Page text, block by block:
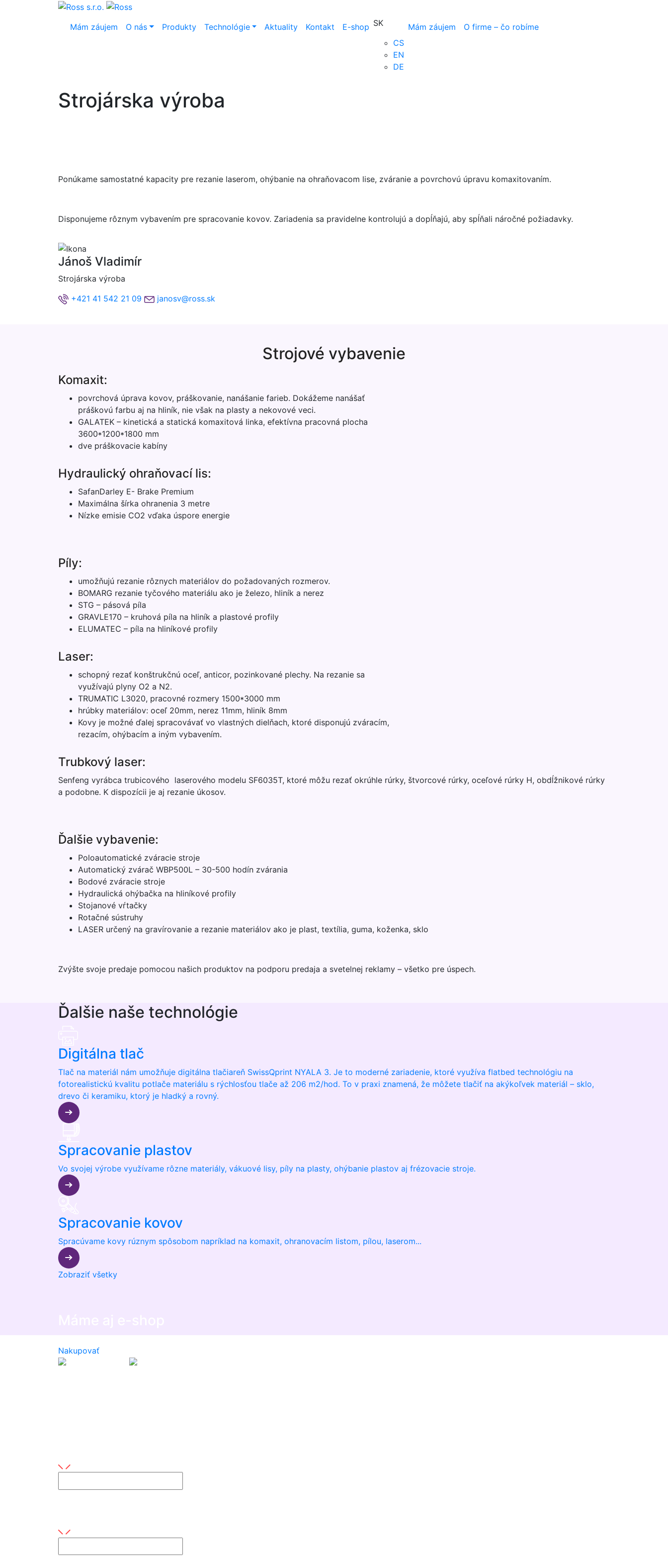
Mám záujem O nás Produkty Technológie Aktuality Kontakt E-shop SK
CS
EN
DE
Mám záujem O firme – čo robíme
Strojárska výroba
Ponúkame samostatné kapacity pre rezanie laserom, ohýbanie na ohraňovacom lise, zváranie a povrchovú úpravu komaxitovaním.
Disponujeme rôznym vybavením pre spracovanie kovov. Zariadenia sa pravidelne kontrolujú a dopĺňajú, aby spĺňali náročné požiadavky.
Jánoš Vladimír
Strojárska výroba
+421 41 542 21 09
janosv@ross.sk
Strojové vybavenie
Komaxit:
povrchová úprava kovov, práškovanie, nanášanie farieb. Dokážeme nanášať
práškovú farbu aj na hliník, nie však na plasty a nekovové veci.
GALATEK – kinetická a statická komaxitová linka, efektívna pracovná plocha
3600*1200*1800 mm
dve práškovacie kabíny
Hydraulický ohraňovací lis:
SafanDarley E- Brake Premium
Maximálna šírka ohranenia 3 metre
Nízke emisie CO2 vďaka úspore energie
Píly:
umožňujú rezanie rôznych materiálov do požadovaných rozmerov.
BOMARG rezanie tyčového materiálu ako je železo, hliník a nerez
STG – pásová píla
GRAVLE170 – kruhová píla na hliník a plastové profily
ELUMATEC – píla na hliníkové profily
Laser:
schopný rezať konštrukčnú oceľ, anticor, pozinkované plechy. Na rezanie sa
využívajú plyny O2 a N2.
TRUMATIC L3020, pracovné rozmery 1500*3000 mm
hrúbky materiálov: oceľ 20mm, nerez 11mm, hliník 8mm
Kovy je možné ďalej spracovávať vo vlastných dielňach, ktoré disponujú zváracím,
rezacím, ohýbacím a iným vybavením.
Trubkový laser:
Senfeng vyrábca trubicového laserového modelu SF6035T, ktoré môžu rezať okrúhle rúrky, štvorcové rúrky, oceľové rúrky H, obdĺžnikové rúrky
a podobne. K dispozícii je aj rezanie úkosov.
Ďalšie vybavenie:
Poloautomatické zváracie stroje
Automatický zvárač WBP500L – 30-500 hodín zvárania
Bodové zváracie stroje
Hydraulická ohýbačka na hliníkové profily
Stojanové vŕtačky
Rotačné sústruhy
LASER určený na gravírovanie a rezanie materiálov ako je plast, textília, guma, koženka, sklo
Zvýšte svoje predaje pomocou našich produktov na podporu predaja a svetelnej reklamy – všetko pre úspech.
Ďalšie naše technológie
Digitálna tlač
Tlač na materiál nám umožňuje digitálna tlačiareň SwissQprint NYALA 3. Je to moderné zariadenie, ktoré využíva flatbed technológiu na
fotorealistickú kvalitu potlače materiálu s rýchlosťou tlače až 206 m2/hod. To v praxi znamená, že môžete tlačiť na akýkoľvek materiál – sklo,
drevo či keramiku, ktorý je hladký a rovný.
Spracovanie plastov
Vo svojej výrobe využívame rôzne materiály, vákuové lisy, píly na plasty, ohýbanie plastov aj frézovacie stroje.
Spracovanie kovov
Spracúvame kovy rúznym spôsobom napríklad na komaxit, ohranovacím listom, pílou, laserom...
Zobraziť všetky
Nakupovať